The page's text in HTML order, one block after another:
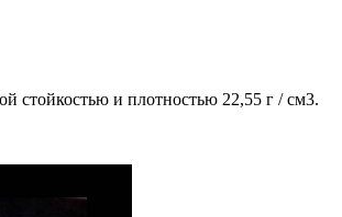
стойкостью и плотностью 22,55 г / см3.